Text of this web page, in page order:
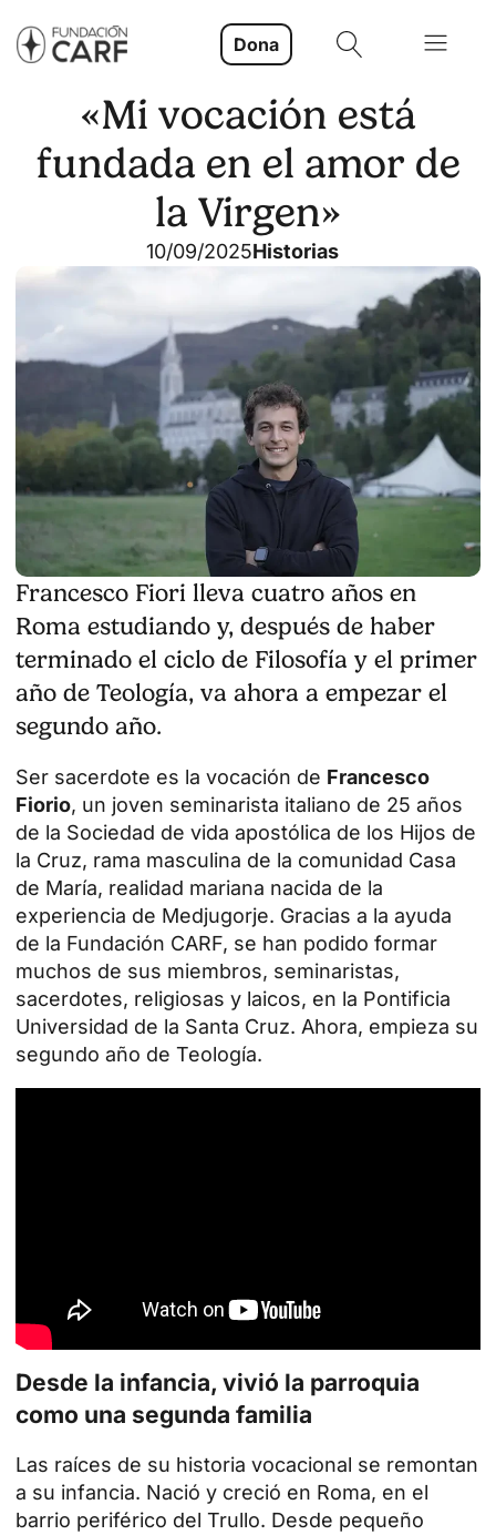
Dona
«Mi vocación está
fundada en el amor de
la Virgen»
10/09/2025Historias
Francesco Fiori lleva cuatro años en
Roma estudiando y, después de haber
terminado el ciclo de Filosofía y el primer
año de Teología, va ahora a empezar el
segundo año.
Ser sacerdote es la vocación de Francesco
Fiorio, un joven seminarista italiano de 25 años
de la Sociedad de vida apostólica de los Hijos de
la Cruz, rama masculina de la comunidad Casa
de María, realidad mariana nacida de la
experiencia de Medjugorje. Gracias a la ayuda
de la Fundación CARF, se han podido formar
muchos de sus miembros, seminaristas,
sacerdotes, religiosas y laicos, en la Pontificia
Universidad de la Santa Cruz. Ahora, empieza su
segundo año de Teología.
Desde la infancia, vivió la parroquia
como una segunda familia
Las raíces de su historia vocacional se remontan
a su infancia. Nació y creció en Roma, en el
barrio periférico del Trullo. Desde pequeño